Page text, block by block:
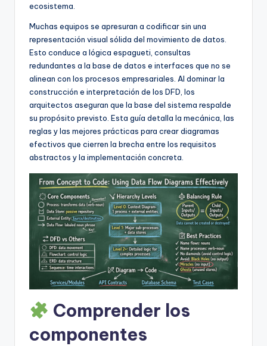
S
o
w
ecosistema.
Muchas equipos se apresuran a codificar sin una
representación visual sólida del movimiento de datos.
Esto conduce a lógica espagueti, consultas
redundantes a la base de datos e interfaces que no se
alinean con los procesos empresariales. Al dominar la
construcción e interpretación de los DFD, los
arquitectos aseguran que la base del sistema respalde
su propósito previsto. Esta guía detalla la mecánica, las
reglas y las mejores prácticas para crear diagramas
efectivos que cierren la brecha entre los requisitos
abstractos y la implementación concreta.
Comprender los
componentes